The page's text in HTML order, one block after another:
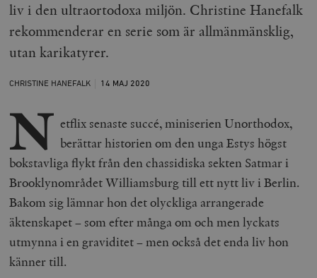
liv i den ultraortodoxa miljön. Christine Hanefalk
rekommenderar en serie som är allmänmänsklig,
utan karikatyrer.
CHRISTINE HANEFALK 14 MAJ 2020
N etflix senaste succé, miniserien Unorthodox,
berättar historien om den unga Estys högst
bokstavliga flykt från den chassidiska sekten Satmar i
Brooklynområdet Williamsburg till ett nytt liv i Berlin.
Bakom sig lämnar hon det olyckliga arrangerade
äktenskapet – som efter många om och men lyckats
utmynna i en graviditet – men också det enda liv hon
känner till.